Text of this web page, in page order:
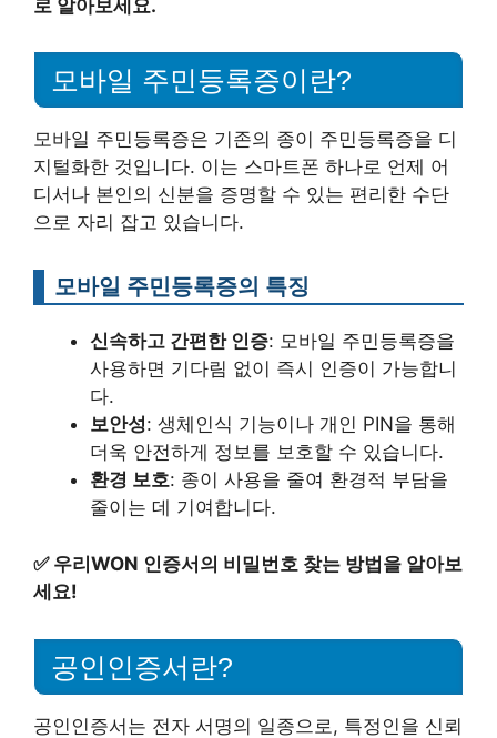
로 알아보세요.
모바일 주민등록증이란?
모바일 주민등록증은 기존의 종이 주민등록증을 디
지털화한 것입니다. 이는 스마트폰 하나로 언제 어
디서나 본인의 신분을 증명할 수 있는 편리한 수단
으로 자리 잡고 있습니다.
모바일 주민등록증의 특징
신속하고 간편한 인증: 모바일 주민등록증을
사용하면 기다림 없이 즉시 인증이 가능합니
다.
보안성: 생체인식 기능이나 개인 PIN을 통해
더욱 안전하게 정보를 보호할 수 있습니다.
환경 보호: 종이 사용을 줄여 환경적 부담을
줄이는 데 기여합니다.
✅ 우리WON 인증서의 비밀번호 찾는 방법을 알아보
세요!
공인인증서란?
공인인증서는 전자 서명의 일종으로, 특정인을 신뢰